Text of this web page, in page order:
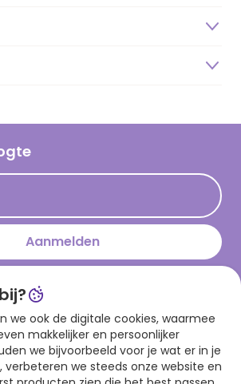
Aanmelden
app
we ook de digitale cookies, waarmee
makkelijker en persoonlijker
we bijvoorbeeld voor je wat er in je
verbeteren we steeds onze website en